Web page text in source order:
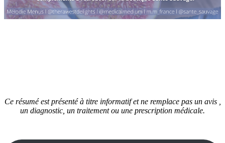
Ce résumé est présenté à titre informatif et ne remplace pas un avis ,
un diagnostic, un traitement ou une prescription médicale.